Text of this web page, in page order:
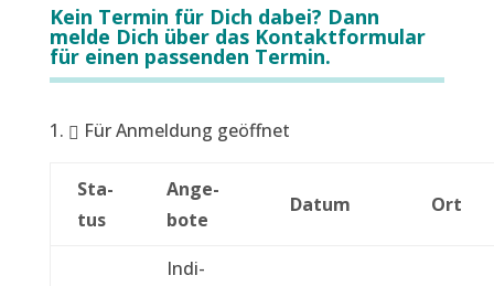
Kein Termin für Dich dabei? Dann
melde Dich über das Kontaktformular
für einen passenden Termin.
Für Anmel­dung geöffnet
Sta­
tus
Ange­
bote
Datum Ort
Indi­